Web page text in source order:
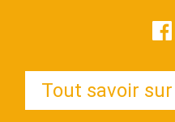
Tout savoir